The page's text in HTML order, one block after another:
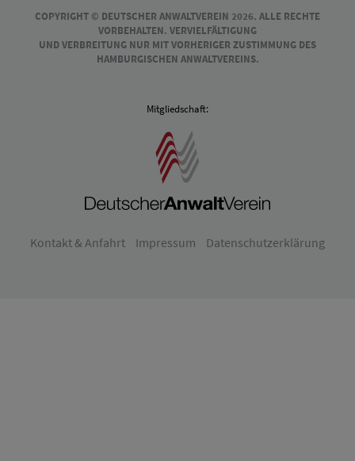
COPYRIGHT © DEUTSCHER ANWALTVEREIN 2026. ALLE RECHTE
VORBEHALTEN. VERVIELFÄLTIGUNG
UND VERBREITUNG NUR MIT VORHERIGER ZUSTIMMUNG DES
HAMBURGISCHEN ANWALTVEREINS.
Mitgliedschaft:
Kontakt & Anfahrt Impressum Datenschutzerklärung